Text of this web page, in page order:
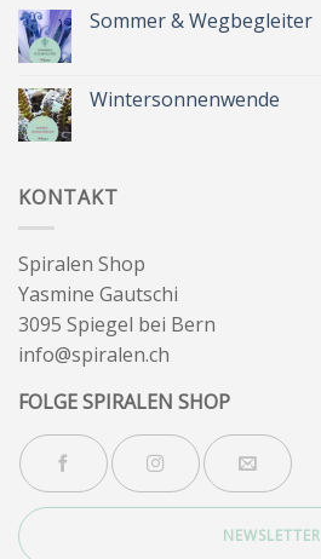
Zeit
für
Sommer & Wegbegleiter
Sommer
&
Wintersonnenwende
KONTAKT
Spiralen Shop
Yasmine Gautschi
3095 Spiegel bei Bern
info@spiralen.ch
FOLGE SPIRALEN SHOP
NEWSLETTER